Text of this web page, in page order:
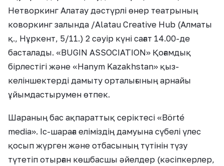
Нетворкинг Алатау дәстүрлі өнер театрының
коворкинг залында /Alatau Creative Hub (Алматы
қ., Нұркент, 5/11.) 2 сәуір күні сағат 14.00-де
басталады. «BUGIN ASSOCIATION» Қоғамдық
бірлестігі және «Hanym Kazakhstan» қыз-
келіншектерді дамыту орталығының арнайы
ұйымдастырумен өтпек.
Шараның бас ақпараттық серіктесі «Börté
media». Іс-шараға еліміздің дамуына сүбелі үлес
қосып жүрген және отбасының түтінін түзу
түтетіп отырған көшбасшы әйелдер (кәсіпкерлер,